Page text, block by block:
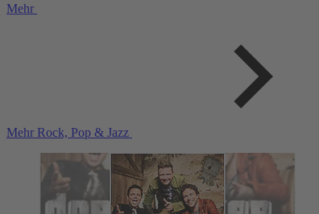
Mehr
Mehr Rock, Pop & Jazz